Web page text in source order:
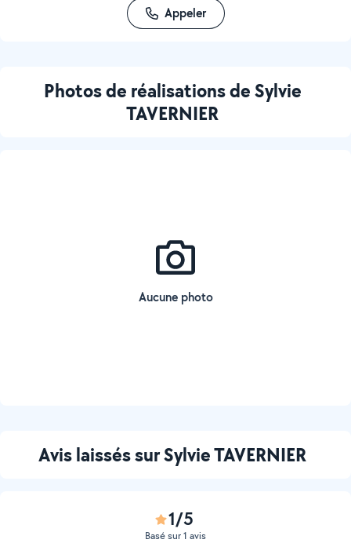
Appeler
Photos de réalisations de Sylvie
TAVERNIER
Aucune photo
Avis laissés sur Sylvie TAVERNIER
1/5
Basé sur 1 avis